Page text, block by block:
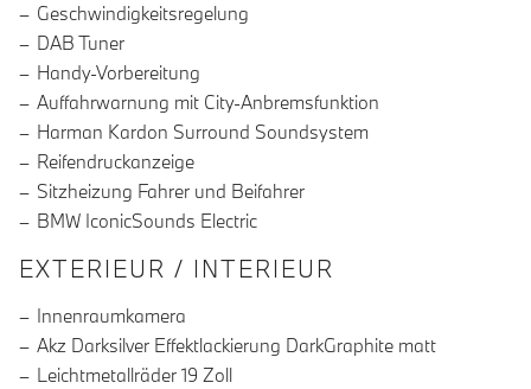
Geschwindigkeitsregelung
DAB Tuner
Handy-Vorbereitung
Auffahrwarnung mit City-Anbremsfunktion
Harman Kardon Surround Soundsystem
Reifendruckanzeige
Sitzheizung Fahrer und Beifahrer
BMW IconicSounds Electric
EXTERIEUR / INTERIEUR
Innenraumkamera
Akz Darksilver Effektlackierung DarkGraphite matt
Leichtmetallräder 19 Zoll